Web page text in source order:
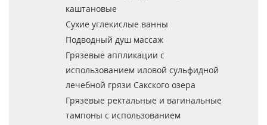
каштановые
Сухие углекислые ванны
Подводный душ массаж
Грязевые аппликации с
использованием иловой сульфидной
лечебной грязи Сакского озера
Грязевые ректальные и вагинальные
тампоны с использованием